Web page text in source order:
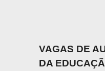
VAGAS DE
DA